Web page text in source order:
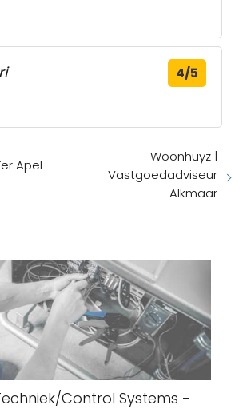
4/5
Apel
Woonhuyz |
Vastgoedadviseur
- Alkmaar
Control Systems -